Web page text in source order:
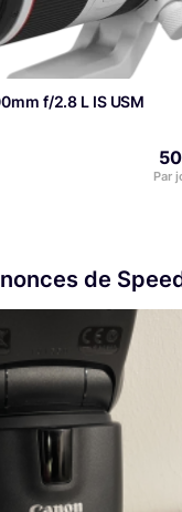
f/2.8 L IS USM
Par
de